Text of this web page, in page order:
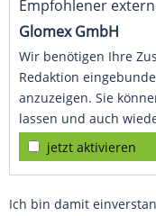
Empfohlener
Glomex GmbH
Wir benötigen Ihre
Redaktion
anzuzeigen. Sie
lassen und auch
jetzt aktivieren
Ich bin damit